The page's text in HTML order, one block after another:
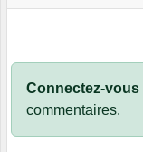
Connectez-vous
commentaires.